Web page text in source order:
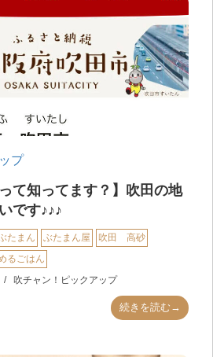
プ
て知ってます？】吹田の地
です♪♪♪
たまん ぶたまん屋
吹田 高砂
るごはん
吹チャン！ピックアップ
続きを読む→